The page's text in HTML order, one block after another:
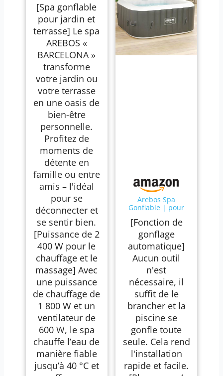
pour 6 Personnes
185x185cm | 130
Buses de Massage |
910 L avec
Chauffage |
Gonflage par
Bouton-Poussoir |
Couverture Incluse
[Spa gonflable
pour jardin et
terrasse] Le spa
AREBOS «
BARCELONA »
transforme
votre jardin ou
votre terrasse
en une oasis de
bien-être
personnelle.
Profitez de
moments de
détente en
famille ou entre
amis – l'idéal
pour se
déconnecter et
se sentir bien.
[Puissance de 2
400 W pour le
chauffage et le
massage] Avec
une puissance
de chauffage de
1 800 W et un
ventilateur de
600 W, le spa
chauffe l’eau de
manière fiable
jusqu’à 40 °C et
Arebos Spa
Gonflable | pour
l'extérieur | 4
Personnes |
154x154cm | 100
Jets de Massage |
Spa Bien-être
Chauffage |
Massage Gonflable
Carré | 600 litres
[Fonction de
gonflage
automatique]
Aucun outil
n'est
nécessaire, il
suffit de le
brancher et la
piscine se
gonfle toute
seule. Cela rend
l'installation
rapide et facile.